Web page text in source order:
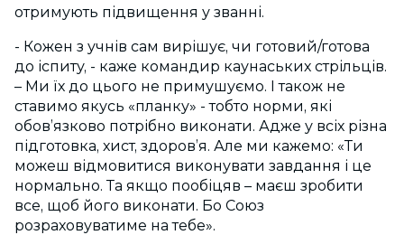
отримують підвищення у званні.
- Кожен з учнів сам вирішує, чи готовий/готова
до іспиту, - каже командир каунаських стрільців.
– Ми їх до цього не примушуємо. І також не
ставимо якусь «планку» - тобто норми, які
обов’язково потрібно виконати. Адже у всіх різна
підготовка, хист, здоров’я. Але ми кажемо: «Ти
можеш відмовитися виконувати завдання і це
нормально. Та якщо пообіцяв – маєш зробити
все, щоб його виконати. Бо Союз
розраховуватиме на тебе».